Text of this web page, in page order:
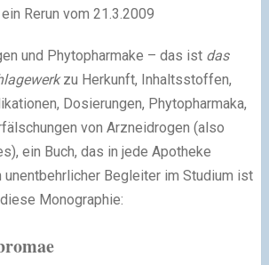
Rerun vom 21.3.2009
und Phytopharmake – das ist das
zu Herkunft, Inhaltsstoffen,
Dosierungen, Phytopharmaka,
von Arzneidrogen (also
ein Buch, das in jede Apotheke
unentbehrlicher Begleiter im Studium ist
Monographie: